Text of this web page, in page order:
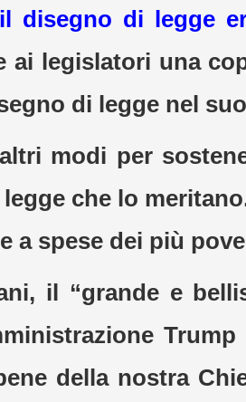
disegno di legge
ai legislatori una
di legge nel
modi per
che lo
a spese dei più
il “grande e
della nostra